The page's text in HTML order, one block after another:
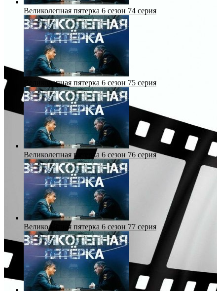
Великолепная пятерка 6 сезон 74 серия
Великолепная пятерка 6 сезон 75 серия
Великолепная пятерка 6 сезон 76 серия
Великолепная пятерка 6 сезон 77 серия